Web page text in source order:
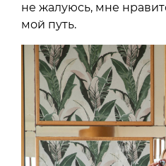
не жалуюсь, мне
мой путь.